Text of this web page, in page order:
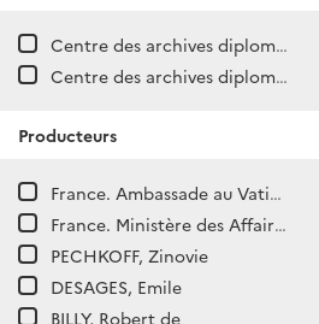
Centre des archives diplomatiques de La Courneuve
Centre des archives diplomatiques de Nantes
Producteurs
France. Ambassade au Vatican (Rome Saint-Siège)
France. Ministère des Affaires étrangères. Direction générale des Affaires politiques et de Sécurité. Direction d'Afrique et de l'Océan Indien.
PECHKOFF, Zinovie
DESAGES, Emile
BILLY, Robert de